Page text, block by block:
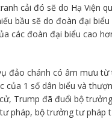
cải đó sẽ do Hạ Viện
bầu sẽ do đoàn đại
các đoàn đại biểu cao
đảo chánh có âm mưu
của 1 số dân biểu và
Trump đã đuổi bộ
pháp, bộ trưởng tư